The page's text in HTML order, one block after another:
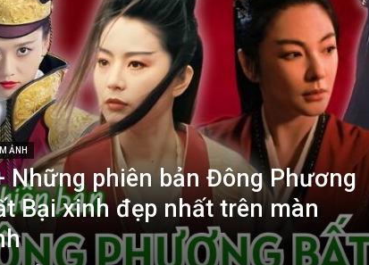
ẢNH
Những phiên bản Đông Phương
Bại xinh đẹp nhất trên màn